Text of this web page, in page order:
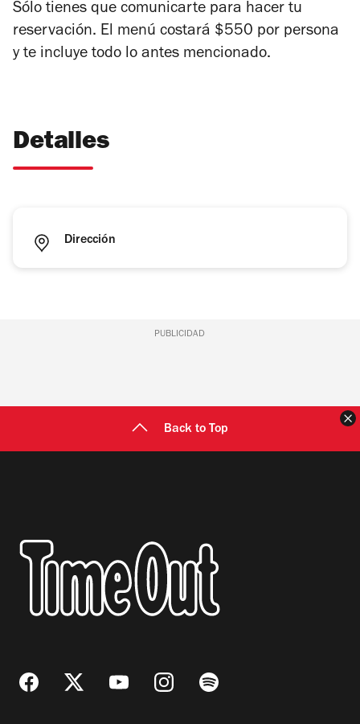
Sólo tienes que comunicarte para hacer tu
reservación. El menú costará $550 por persona
y te incluye todo lo antes mencionado.
Detalles
Dirección
PUBLICIDAD
Back to Top